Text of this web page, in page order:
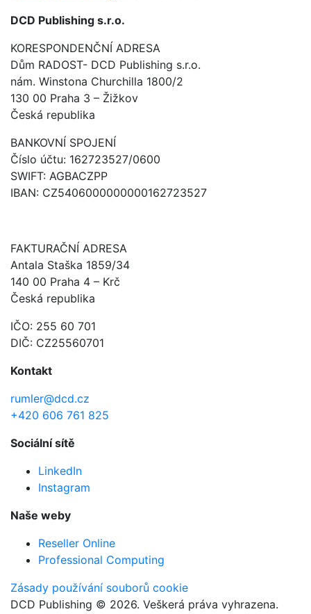
DCD Publishing s.r.o.
KORESPONDENČNÍ ADRESA
Dům RADOST- DCD Publishing s.r.o.
nám. Winstona Churchilla 1800/2
130 00 Praha 3 – Žižkov
Česká republika
BANKOVNÍ SPOJENÍ
Číslo účtu: 162723527/0600
SWIFT: AGBACZPP
IBAN: CZ5406000000000162723527
FAKTURAČNÍ ADRESA
Antala Staška 1859/34
140 00 Praha 4 – Krč
Česká republika
IČO: 255 60 701
DIČ: CZ25560701
Kontakt
rumler@dcd.cz
+420 606 761 825
Sociální sítě
LinkedIn
Instagram
Naše weby
Reseller Online
Professional Computing
Zásady používání souborů cookie
DCD Publishing © 2026. Veškerá práva vyhrazena.